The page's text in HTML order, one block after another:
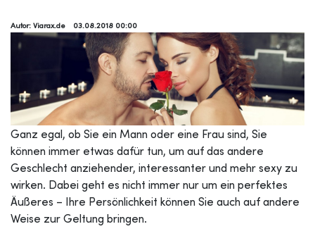
Autor: Viarax.de 03.08.2018 00:00
Ganz egal, ob Sie ein Mann oder eine Frau sind, Sie
können immer etwas dafür tun, um auf das andere
Geschlecht anziehender, interessanter und mehr sexy zu
wirken. Dabei geht es nicht immer nur um ein perfektes
Äußeres – Ihre Persönlichkeit können Sie auch auf andere
Weise zur Geltung bringen.